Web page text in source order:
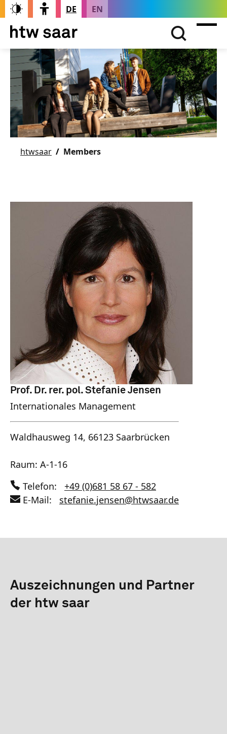
DE EN
htwsaar Members
Prof. Dr. rer. pol. Stefanie Jensen
Internationales Management
Waldhausweg 14, 66123 Saarbrücken
Raum: A-1-16
Telefon:
+49 (0)681 58 67 - 582
E-Mail:
stefanie.jensen@htwsaar.de
Auszeichnungen und Partner
der htw saar